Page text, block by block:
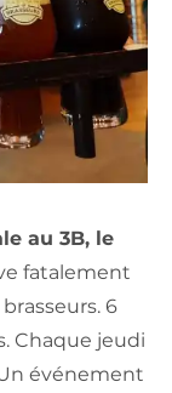
au 3B, le
fatalement
6
Chaque jeudi
événement